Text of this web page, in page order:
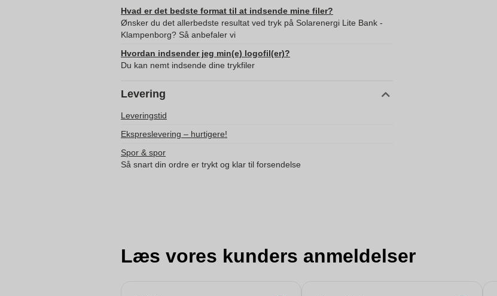
Hvad er det bedste format til at indsende mine filer?
Ønsker du det allerbedste resultat ved tryk på Solarenergi Lite Bank -
Klampenborg? Så anbefaler vi
Hvordan indsender jeg min(e) logofil(er)?
Du kan nemt indsende dine trykfiler
Levering
Leveringstid
Ekspreslevering – hurtigere!
Spor & spor
Så snart din ordre er trykt og klar til forsendelse
Læs vores kunders anmeldelser